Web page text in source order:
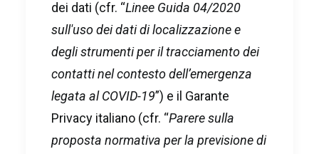
dei dati (cfr. “Linee Guida 04/2020
sull'uso dei dati di localizzazione e
degli strumenti per il tracciamento dei
contatti nel contesto dell’emergenza
legata al COVID-19”) e il Garante
Privacy italiano (cfr. “Parere sulla
proposta normativa per la previsione di